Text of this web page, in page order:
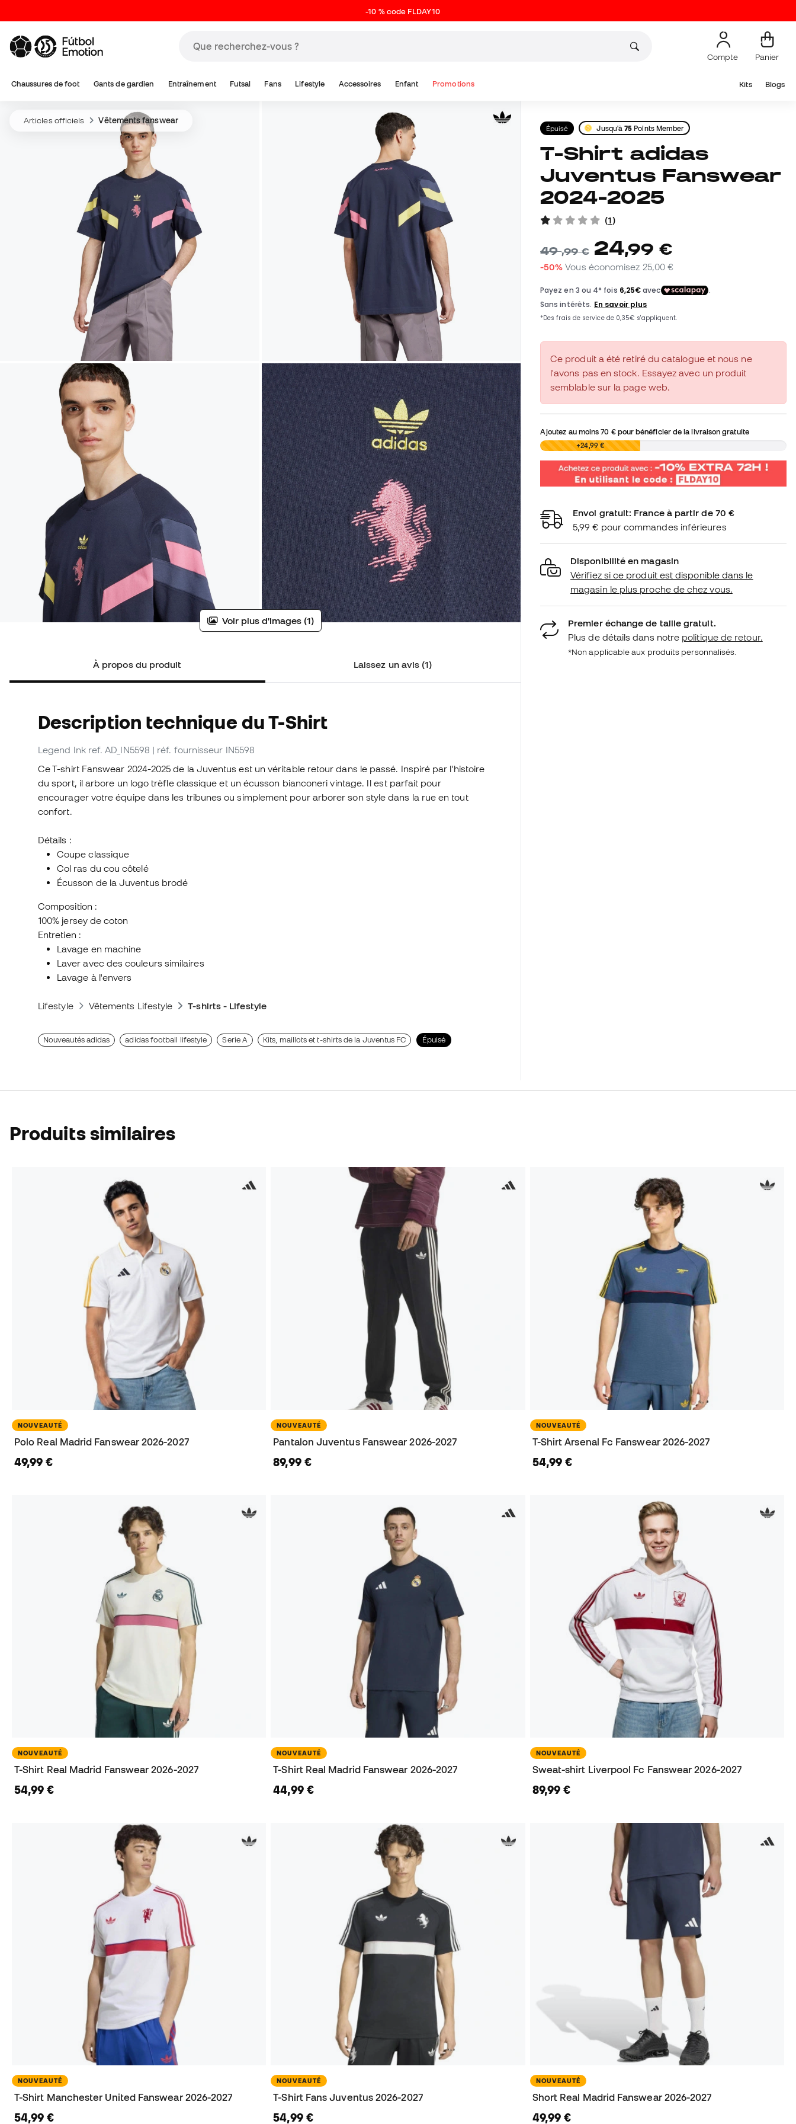
-10 % code FLDAY10
Compte Panier
Chaussures de foot Gants de gardien Entraînement Futsal Fans Lifestyle Accessoires Enfant Promotions Kits Blogs
Articles officiels Vêtements fanswear
Voir plus d'images (1)
À propos du produit Laissez un avis (1)
Description technique du T-Shirt
Legend Ink ref. AD_IN5598 | réf. fournisseur IN5598
Ce T-shirt Fanswear 2024-2025 de la Juventus est un véritable retour dans le passé. Inspiré par l'histoire
du sport, il arbore un logo trèfle classique et un écusson bianconeri vintage. Il est parfait pour
encourager votre équipe dans les tribunes ou simplement pour arborer son style dans la rue en tout
confort.
Détails :
Coupe classique
Col ras du cou côtelé
Écusson de la Juventus brodé
Composition :
100% jersey de coton
Entretien :
Lavage en machine
Laver avec des couleurs similaires
Lavage à l'envers
Lifestyle Vêtements Lifestyle T-shirts - Lifestyle
Nouveautés adidas adidas football lifestyle Serie A Kits, maillots et t-shirts de la Juventus FC Épuisé
Épuisé Jusqu'à75 Points Member
T-Shirt adidas
Juventus Fanswear
2024-2025
(1)
49,99 € 24,99 €
-50% Vous économisez 25,00 €
Ce produit a été retiré du catalogue et nous ne
l'avons pas en stock. Essayez avec un produit
semblable sur la page web.
Ajoutez au moins70 €pour bénéficier de la livraison gratuite
0,00 € +24,99 €
Envoi gratuit: France à partir de 70 €
5,99 € pour commandes inférieures
Disponibilité en magasin
Vérifiez si ce produit est disponible dans le
magasin le plus proche de chez vous.
Premier échange de taille gratuit.
Plus de détails dans notre politique de retour.
*Non applicable aux produits personnalisés.
Produits similaires
NOUVEAUTÉ
Polo Real Madrid Fanswear 2026-2027
49,99 €
NOUVEAUTÉ
Pantalon Juventus Fanswear 2026-2027
89,99 €
NOUVEAUTÉ
T-Shirt Arsenal Fc Fanswear 2026-2027
54,99 €
NOUVEAUTÉ
T-Shirt Real Madrid Fanswear 2026-2027
54,99 €
NOUVEAUTÉ
T-Shirt Real Madrid Fanswear 2026-2027
44,99 €
NOUVEAUTÉ
Sweat-shirt Liverpool Fc Fanswear 2026-2027
89,99 €
NOUVEAUTÉ
T-Shirt Manchester United Fanswear 2026-2027
54,99 €
NOUVEAUTÉ
T-Shirt Fans Juventus 2026-2027
54,99 €
NOUVEAUTÉ
Short Real Madrid Fanswear 2026-2027
49,99 €